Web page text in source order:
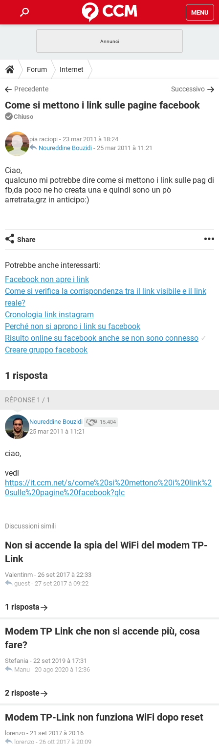
MENU
INTRATTENIMENTO
iOS
INSTAGRAM WHATSAPP
TIKTOK
HARDWARE
GUIDE
COVID-19
iOS
INSTAGRAM
TIKTOK FACEBOOK
DOWNLOAD
COVID-19 GAMING
INTRATTENIMENTO
iOS WINDOWS 10
INSTAGRAM
TIKTOK
HARDWARE
FORUM
COVID-19
INTRATTENIMENTO ANDROID
INSTAGRAM WHATSAPP
TIKTOK
GLOSSARIO
COVID-19
INTRATTENIMENTO
iOS WINDOWS 10
INSTAGRAM
HARDWARE
Forum Internet
Precedente Successivo
Come si mettono i link sulle pagine facebook
Chiuso
pia raciopi - 23 mar 2011 à 18:24
Noureddine Bouzidi - 25 mar 2011 à 11:21
Ciao,
qualcuno mi potrebbe dire come si mettono i link sulle pag di
fb,da poco ne ho creata una e quindi sono un pò
arretrata,grz in anticipo:)
Share
Potrebbe anche interessarti:
Facebook non apre i link
Come si verifica la corrispondenza tra il link visibile e il link
reale?
Cronologia link instagram
Perché non si aprono i link su facebook
Risulto online su facebook anche se non sono connesso ✓
Creare gruppo facebook
1 risposta
RÉPONSE 1 / 1
Noureddine Bouzidi 15.404
25 mar 2011 à 11:21
ciao,
vedi
https://it.ccm.net/s/come%20si%20mettono%20i%20link%2
0sulle%20pagine%20facebook?qlc
Discussioni simili
Non si accende la spia del WiFi del modem TP-
Link
Valentinm - 26 set 2017 à 22:33
guest - 27 set 2017 à 09:22
1 risposta
Modem TP Link che non si accende più, cosa
fare?
Stefania - 22 set 2019 à 17:31
Manu - 20 ago 2020 à 12:36
2 risposte
Modem TP-Link non funziona WiFi dopo reset
lorenzo - 21 set 2017 à 20:16
lorenzo - 26 ott 2017 à 20:09